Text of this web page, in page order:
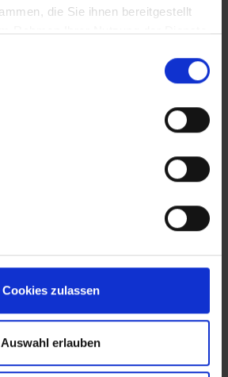
die Sie ihnen bereitgestellt
Rahmen Ihrer Nutzung der Dienste
Cookies zulassen
Auswahl erlauben